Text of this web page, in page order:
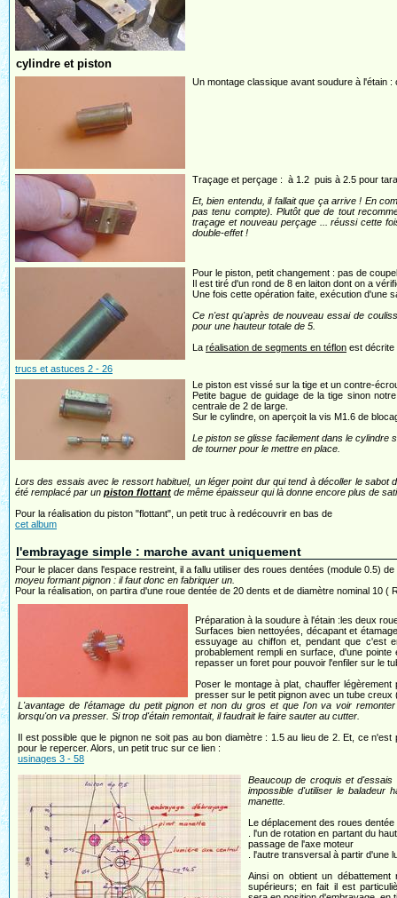
cylindre et piston
Un montage classique avant soudure à l'étain
Traçage et perçage : à 1.2 puis à 2.5 pour
Et, bien entendu, il fallait que ça arrive ! En
pas tenu compte). Plutôt que de tout
traçage et nouveau perçage ... réussi cette
double-effet !
Pour le piston, petit changement : pas de
Il est tiré d'un rond de 8 en laiton dont on a
Une fois cette opération faite, exécution d'une
Ce n'est qu'après de nouveau essai de
pour une hauteur totale de 5.
La réalisation de segments en téflon est décrite
trucs et astuces 2 - 26
Le piston est vissé sur la tige et un contre-
Petite bague de guidage de la tige sinon
centrale de 2 de large.
Sur le cylindre, on aperçoit la vis M1.6 de
Le piston se glisse facilement dans le cylindre
de tourner pour le mettre en place.
Lors des essais avec le ressort habituel, un léger point dur qui tend à décoller le
été remplacé par un piston flottant de même épaisseur qui là donne encore plus de
Pour la réalisation du piston "flottant", un petit truc à redécouvrir en bas de
cet album
l'embrayage simple : marche avant uniquement
Pour le placer dans l'espace restreint, il a fallu utiliser des roues dentées (module 0.5)
moyeu formant pignon : il faut donc en fabriquer un.
Pour la réalisation, on partira d'une roue dentée de 20 dents et de diamètre nominal 10
Préparation à la soudure à l'étain :les deux
Surfaces bien nettoyées, décapant et
essuyage au chiffon et, pendant que c'est
probablement rempli en surface, d'une
repasser un foret pour pouvoir l'enfiler sur le
Poser le montage à plat, chauffer
presser sur le petit pignon avec un tube
L'avantage de l'étamage du petit pignon et non du gros et que l'on va voir
lorsqu'on va presser. Si trop d'étain remontait, il faudrait le faire sauter au cutter.
Il est possible que le pignon ne soit pas au bon diamètre : 1.5 au lieu de 2. Et, ce
pour le repercer. Alors, un petit truc sur ce lien :
usinages 3 - 58
Beaucoup de croquis et
impossible d'utiliser le baladeur
manette.
Le déplacement des roues
. l'un de rotation en partant du
passage de l'axe moteur
. l'autre transversal à partir d'une
Ainsi on obtient un
supérieurs; en fait il est